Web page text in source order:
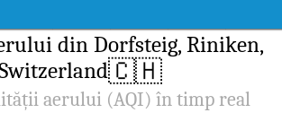
din Dorfsteig, Riniken,
🇨🇭
aerului (AQI) în timp real